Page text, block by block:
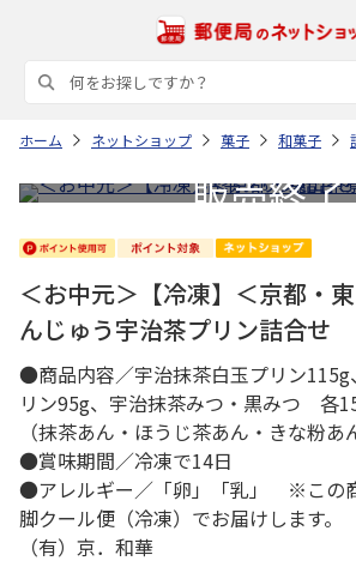
ホーム ネットショップ 菓子 和菓子
＜お中元＞【冷凍】＜京都・
んじゅう宇治茶プリン詰合せ
●商品内容／宇治抹茶白玉プリン115g
リン95g、宇治抹茶みつ・黒みつ 各
（抹茶あん・ほうじ茶あん・きな
●賞味期間／冷凍で14日
●アレルギー／「卵」「乳」 ※この
脚クール便（冷凍）でお届けします
（有）京．和華